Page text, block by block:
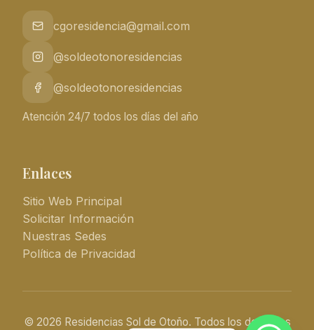
cgoresidencia@gmail.com
@soldeotonoresidencias
@soldeotonoresidencias
Atención 24/7 todos los días del año
Enlaces
Sitio Web Principal
Solicitar Información
Nuestras Sedes
Política de Privacidad
© 2026 Residencias Sol de Otoño. Todos los derechos